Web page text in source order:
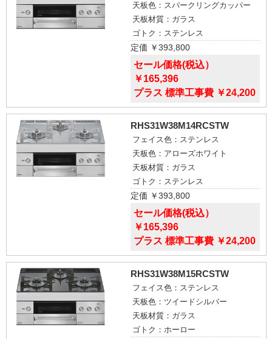
天板色：スパークリングカッパー
天板材質：ガラス
ゴトク：ステンレス
定価 ￥393,800
セール価格(税込）
￥165,396
プラス 標準工事費 ￥24,200
RHS31W38M14RCSTW
フェイス色：ステンレス
天板色：アローズホワイト
天板材質：ガラス
ゴトク：ステンレス
定価 ￥393,800
セール価格(税込）
￥165,396
プラス 標準工事費 ￥24,200
RHS31W38M15RCSTW
フェイス色：ステンレス
天板色：ツイードシルバー
天板材質：ガラス
ゴトク：ホーロー